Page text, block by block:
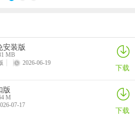
盟
最后庇护所瘟疫
御兽岛
安装版
MB
2026-06-19 下载
版
M
07-17 下载